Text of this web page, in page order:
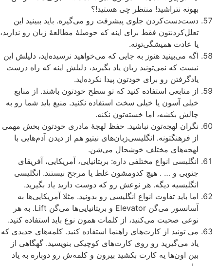
بهونه نتراشید! منتظر چی هستید!؟
دست‌دست‌کردن جلوی پیشرفت رو می‌گیره. باید ببینید این
تعلل‌کردنتون فقط برای اینه که حوصلۀ مطالعۀ زبان رو ندارید،
یا عادت همیشگی‌تونه.
اگه می‌بینید هنوز به جایی که می‌خواهید نرسیده‌اید، دلیلش این
نیست که نمی‌تونید زبان یاد بگیرید، دلیلش اینه که راه درست
یادگرفتن رو برای خودتون پیدا نکرده‌اید.
از منابعی استفاده کنید که تو سطح خودتون باشند. از منابع
خیلی آسون یا خیلی سخت استفاده نکنید. منبع باید شما رو به
چالش بکشه، اما خسته‌تون نکنه.
نگران لهجه‌تون نباشید. حفظ لهجۀ مادری خودتون بخش مهمی
از فرهنگتونه. انگلیسی‌زبان‌های نیتیو هم از دیدن آدم‌هایی با
لهجه‌های مختلف خوشحال می‌شن.
انگلیسی انواع مختلفی داره: بریتانیایی، آمریکایی، آفریقای
جنوبی و … . هیچ کدومشون غلط یا مرجح نیستند. انگلیسی
انگلیسیه دیگه. هر نوعش رو که دوست دارید یاد بگیرید.
اما باید تفاوت انواع انگلیسی رو بدونید. مثلا آمریکایی‌ها به
آسانسور می‌گن Elevator و بریتانیایی‌ها می‌گن Lift. به هر
نوعی صحبت می‌کنید، از کلمات همون نوع باید استفاده کنید.
می تونید از کارت‌های راهنما استفاده کنید. کلمه‌های جدیدی که
یاد می‌گیرید رو روی کارت‌های کوچیکی بنویسید. گهگاهی از
بین اون‌ها یه کارت بکشید بیرون و کلمه‌ش رو دوباره به یاد